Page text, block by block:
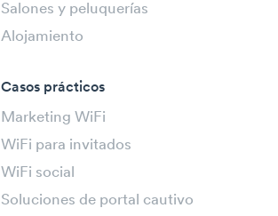
Salones y peluquerías
Alojamiento
Casos prácticos
Marketing WiFi
WiFi para invitados
WiFi social
Soluciones de portal cautivo